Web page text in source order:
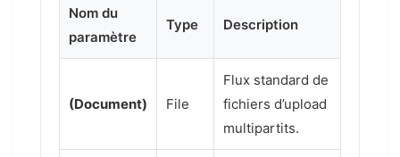
Nom du
paramètre
Type Description
(Document) File
Flux standard de
fichiers d’upload
multipartits.